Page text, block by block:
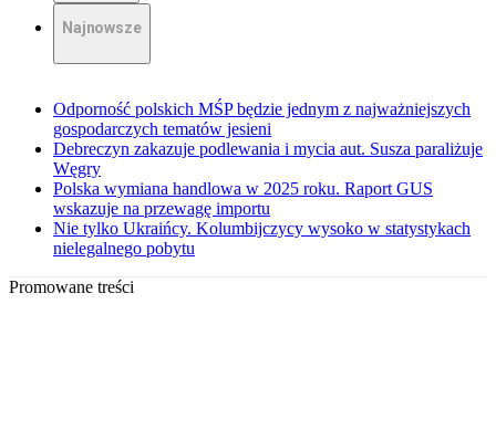
Najnowsze
Odporność polskich MŚP będzie jednym z najważniejszych
gospodarczych tematów jesieni
Debreczyn zakazuje podlewania i mycia aut. Susza paraliżuje
Węgry
Polska wymiana handlowa w 2025 roku. Raport GUS
wskazuje na przewagę importu
Nie tylko Ukraińcy. Kolumbijczycy wysoko w statystykach
nielegalnego pobytu
Promowane treści